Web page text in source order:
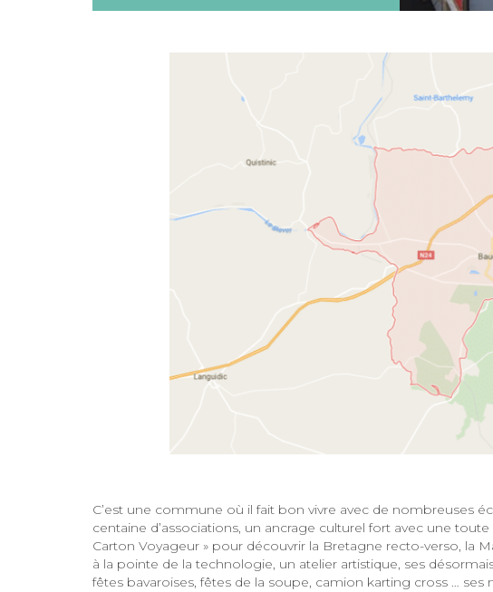
C’est une commune où il fait bon vivre avec de nombreuses
centaine d’associations, un ancrage culturel fort avec une
Carton Voyageur » pour découvrir la Bretagne recto-verso, la
à la pointe de la technologie, un atelier artistique, ses
fêtes bavaroises, fêtes de la soupe, camion karting cross …